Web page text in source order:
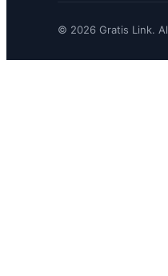
© 2026 Gratis Link.